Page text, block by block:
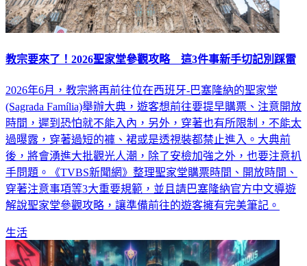
2026年6月，教宗將再前往位在西班牙-巴塞隆納的聖家堂
(Sagrada Família)舉辦大典，遊客想前往要提早購票、注意開放
時間，遲到恐怕就不能入內，另外，穿著也有所限制，不能太
過曝露，穿著過短的褲、裙或是透視裝都禁止進入。大典前
後，將會湧進大批觀光人潮，除了安檢加強之外，也要注意扒
手問題。《TVBS新聞網》整理聖家堂購票時間、開放時間、
穿著注意事項等3大重要規範，並且請巴塞隆納官方中文導遊
生活